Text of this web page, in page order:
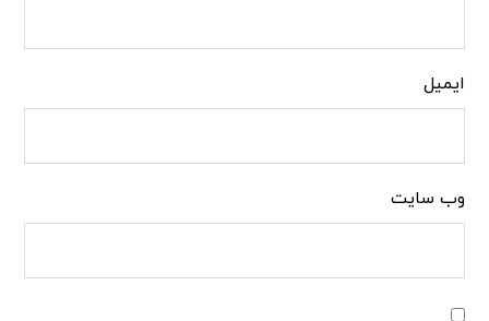
ایمیل
وب‌ سایت